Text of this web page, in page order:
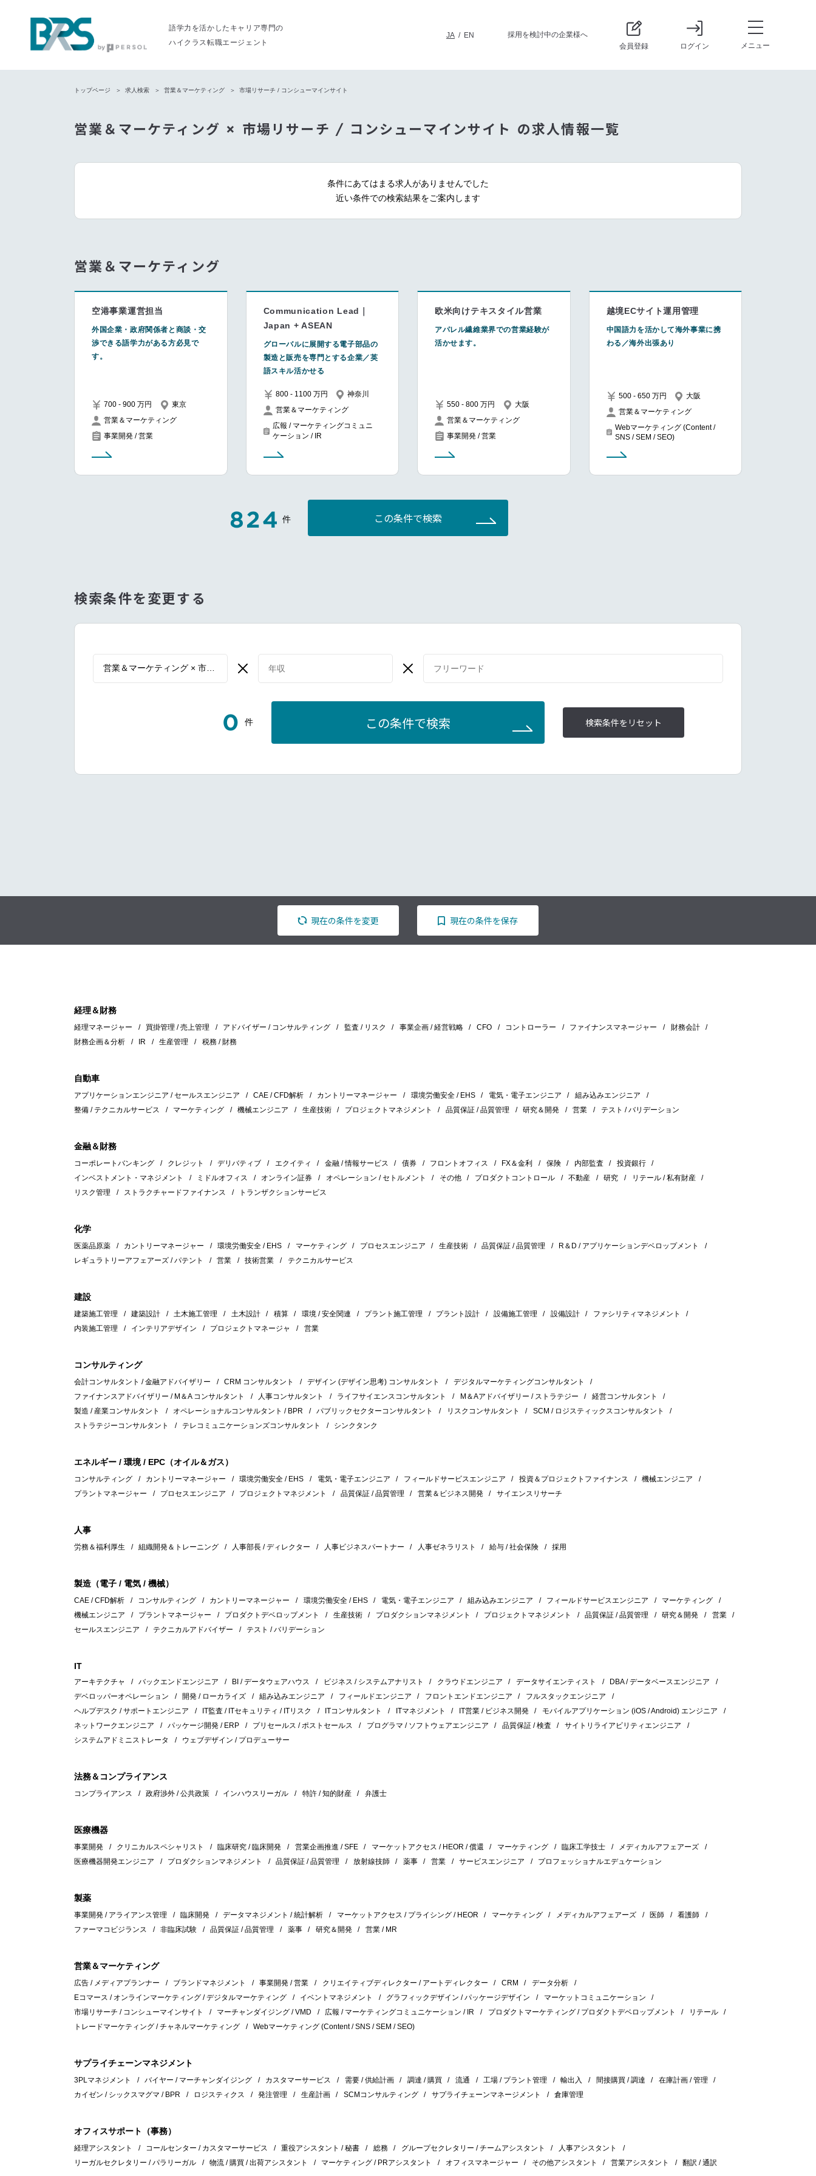
語学力を活かしたキャリア専門の
ハイクラス転職エージェント
JA / EN
採用を検討中の企業様へ
会員登録
ログイン メニュー
トップページ 求人検索 営業＆マーケティング 市場リサーチ / コンシューマインサイト
営業＆マーケティング × 市場リサーチ / コンシューマインサイト の求人情報一覧
条件にあてはまる求人がありませんでした
近い条件での検索結果をご案内します
営業＆マーケティング
空港事業運営担当
外国企業・政府関係者と商談・交
渉できる語学力がある方必見で
す。
700 - 900 万円
東京
営業＆マーケティング
事業開発 / 営業
Communication Lead｜
Japan + ASEAN
グローバルに展開する電子部品の
製造と販売を専門とする企業／英
語スキル活かせる
800 - 1100 万円
神奈川
営業＆マーケティング
広報 / マーケティングコミュニ
ケーション / IR
欧米向けテキスタイル営業
アパレル繊維業界での営業経験が
活かせます。
550 - 800 万円
大阪
営業＆マーケティング
事業開発 / 営業
越境ECサイト運用管理
中国語力を活かして海外事業に携
わる／海外出張あり
500 - 650 万円
大阪
営業＆マーケティング
Webマーケティング (Content /
SNS / SEM / SEO)
824 件 この条件で検索
検索条件を変更する
0 件 この条件で検索 検索条件をリセット
現在の条件を変更 現在の条件を保存
経理＆財務
経理マネージャー 買掛管理 / 売上管理 アドバイザー / コンサルティング 監査 / リスク 事業企画 / 経営戦略 CFO コントローラー ファイナンスマネージャー
財務会計
財務企画＆分析
IR 生産管理 税務 / 財務
自動車
アプリケーションエンジニア / セールスエンジニア CAE / CFD解析 カントリーマネージャー 環境労働安全 / EHS 電気・電子エンジニア
組み込みエンジニア
整備 / テクニカルサービス
マーケティング 機械エンジニア 生産技術 プロジェクトマネジメント 品質保証 / 品質管理 研究＆開発 営業 テスト / バリデーション
金融＆財務
コーポレートバンキング クレジット デリバティブ エクイティ 金融 / 情報サービス 債券 フロントオフィス FX＆金利 保険 内部監査
投資銀行
インベストメント・マネジメント
ミドルオフィス オンライン証券 オペレーション / セトルメント その他 プロダクトコントロール 不動産 研究
リテール / 私有財産
リスク管理
ストラクチャードファイナンス トランザクションサービス
化学
医薬品原薬 カントリーマネージャー 環境労働安全 / EHS マーケティング プロセスエンジニア 生産技術 品質保証 / 品質管理
R＆D / アプリケーションデベロップメント
レギュラトリーアフェアーズ / パテント
営業 技術営業 テクニカルサービス
建設
建築施工管理 建築設計 土木施工管理 土木設計 積算 環境 / 安全関連 プラント施工管理 プラント設計 設備施工管理 設備設計
ファシリティマネジメント
内装施工管理
インテリアデザイン プロジェクトマネージャ 営業
コンサルティング
会計コンサルタント / 金融アドバイザリー CRM コンサルタント デザイン (デザイン思考) コンサルタント
デジタルマーケティングコンサルタント
ファイナンスアドバイザリー / M＆A コンサルタント
人事コンサルタント ライフサイエンスコンサルタント M＆Aアドバイザリー / ストラテジー
経営コンサルタント
製造 / 産業コンサルタント
オペレーショナルコンサルタント / BPR パブリックセクターコンサルタント リスクコンサルタント
SCM / ロジスティックスコンサルタント
ストラテジーコンサルタント
テレコミュニケーションズコンサルタント シンクタンク
エネルギー / 環境 / EPC（オイル＆ガス）
コンサルティング カントリーマネージャー 環境労働安全 / EHS 電気・電子エンジニア フィールドサービスエンジニア 投資＆プロジェクトファイナンス
機械エンジニア
プラントマネージャー
プロセスエンジニア プロジェクトマネジメント 品質保証 / 品質管理 営業＆ビジネス開発 サイエンスリサーチ
人事
労務＆福利厚生 組織開発＆トレーニング 人事部長 / ディレクター 人事ビジネスパートナー 人事ゼネラリスト 給与 / 社会保険 採用
製造（電子 / 電気 / 機械）
CAE / CFD解析 コンサルティング カントリーマネージャー 環境労働安全 / EHS 電気・電子エンジニア 組み込みエンジニア フィールドサービスエンジニア
マーケティング
機械エンジニア
プラントマネージャー プロダクトデベロップメント 生産技術 プロダクションマネジメント プロジェクトマネジメント 品質保証 / 品質管理 研究＆開発
営業
セールスエンジニア
テクニカルアドバイザー テスト / バリデーション
IT
アーキテクチャ バックエンドエンジニア BI / データウェアハウス ビジネス / システムアナリスト クラウドエンジニア データサイエンティスト
DBA / データベースエンジニア
デベロッパーオペレーション
開発 / ローカライズ 組み込みエンジニア フィールドエンジニア フロントエンドエンジニア
フルスタックエンジニア
ヘルプデスク / サポートエンジニア
IT監査 / ITセキュリティ / ITリスク ITコンサルタント ITマネジメント IT営業 / ビジネス開発
モバイルアプリケーション (iOS / Android) エンジニア
ネットワークエンジニア
パッケージ開発 / ERP プリセールス / ポストセールス プログラマ / ソフトウェアエンジニア 品質保証 / 検査
サイトリライアビリティエンジニア
システムアドミニストレータ
ウェブデザイン / プロデューサー
法務＆コンプライアンス
コンプライアンス 政府渉外 / 公共政策 インハウスリーガル 特許 / 知的財産 弁護士
医療機器
事業開発 クリニカルスペシャリスト 臨床研究 / 臨床開発 営業企画推進 / SFE マーケットアクセス / HEOR / 償還 マーケティング 臨床工学技士
メディカルアフェアーズ
医療機器開発エンジニア
プロダクションマネジメント 品質保証 / 品質管理 放射線技師 薬事 営業 サービスエンジニア プロフェッショナルエデュケーション
製薬
事業開発 / アライアンス管理 臨床開発 データマネジメント / 統計解析 マーケットアクセス / プライシング / HEOR マーケティング メディカルアフェアーズ 医師
看護師
ファーマコビジランス
非臨床試験 品質保証 / 品質管理 薬事 研究＆開発 営業 / MR
営業＆マーケティング
広告 / メディアプランナー ブランドマネジメント 事業開発 / 営業 クリエイティブディレクター / アートディレクター CRM
データ分析
Eコマース / オンラインマーケティング / デジタルマーケティング
イベントマネジメント グラフィックデザイン / パッケージデザイン
マーケットコミュニケーション
市場リサーチ / コンシューマインサイト
マーチャンダイジング / VMD 広報 / マーケティングコミュニケーション / IR プロダクトマーケティング / プロダクトデベロップメント
リテール
トレードマーケティング / チャネルマーケティング
Webマーケティング (Content / SNS / SEM / SEO)
サプライチェーンマネジメント
3PLマネジメント バイヤー / マーチャンダイジング カスタマーサービス 需要 / 供給計画 調達 / 購買 流通 工場 / プラント管理 輸出入 間接購買 / 調達
在庫計画 / 管理
カイゼン / シックスマグマ / BPR
ロジスティクス 発注管理 生産計画 SCMコンサルティング サプライチェーンマネージメント 倉庫管理
オフィスサポート（事務）
経理アシスタント コールセンター / カスタマーサービス 重役アシスタント / 秘書 総務 グループセクレタリー / チームアシスタント
人事アシスタント
リーガルセクレタリー / パラリーガル
物流 / 購買 / 出荷アシスタント マーケティング / PRアシスタント オフィスマネージャー その他アシスタント 営業アシスタント 翻訳 / 通訳